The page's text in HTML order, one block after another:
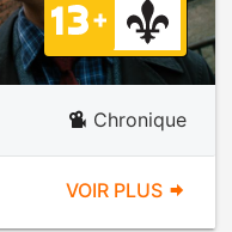
Chronique
VOIR PLUS